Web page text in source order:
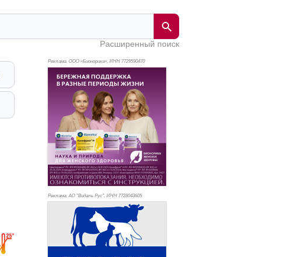
Расширенный поиск
Реклама. ООО «Бионорика», ИНН 7729590470
Реклама. АО "Видаль Рус", ИНН 7728043605